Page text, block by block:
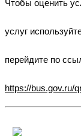
Чтобы оценить
услуг
перейдите по
https://bus.gov.ru/